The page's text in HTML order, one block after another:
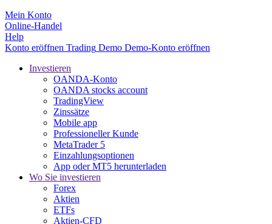
Mein Konto
Online-Handel
Help
Konto eröffnen Trading Demo Demo-Konto eröffnen
Investieren
OANDA-Konto
OANDA stocks account
TradingView
Zinssätze
Mobile app
Professioneller Kunde
MetaTrader 5
Einzahlungsoptionen
App oder MT5 herunterladen
Wo Sie investieren
Forex
Aktien
ETFs
Aktien-CFD